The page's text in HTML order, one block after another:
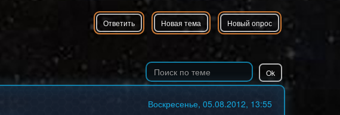
Ответить Новая тема Новый опрос
Воскресенье, 05.08.2012, 13:55